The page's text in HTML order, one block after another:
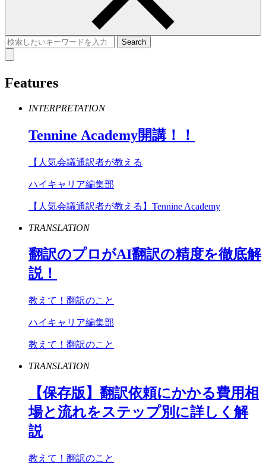
Features
INTERPRETATION
Tennine Academy開講！！
【人気会議通訳者が教える
ハイキャリア編集部
【人気会議通訳者が教える】Tennine Academy
TRANSLATION
翻訳のプロがAI翻訳の精度を徹底解
説！
教えて！翻訳のこと
ハイキャリア編集部
教えて！翻訳のこと
TRANSLATION
【保存版】翻訳依頼にかかる費用相
場と流れをステップ別に詳しく解
説
教えて！翻訳のこと